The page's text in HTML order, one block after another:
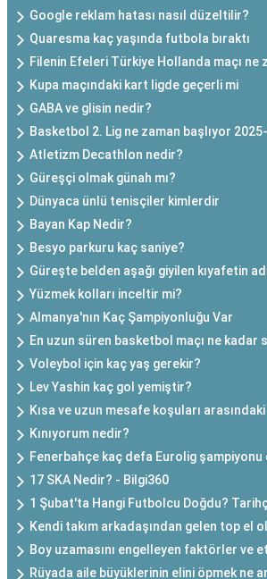
Google reklam hatası nasıl düzeltilir?
Quaresma kaç yaşında futbola bıraktı
Filenin Efeleri Türkiye Hollanda maçı ne
Kupa maçındaki kart ligde geçerli mi
GABA ve glisin nedir?
Basketbol 2. Lig ne zaman başlıyor
Atletizm Decathlon nedir?
Güreşçi olmak günah mı?
Dünyaca ünlü tenisçiler kimlerdir
Bayan Kap Nedir?
Besyo parkuru kaç saniye?
Güreşte belden aşağı giyilen kıyafetin
Yüzmek kolları inceltir mi?
Almanya'nın Kaç Şampiyonluğu Var
En uzun süren basketbol maçı ne kadar
Voleybol için kaç yaş gerekir?
Lev Yashin kaç gol yemiştir?
Kısa ve uzun mesafe koşuları
Kınıyorum nedir?
Fenerbahçe kaç defa Eurolig şampiyonu
17 SKA Nedir? - Bilgi360
1 Şubat'ta Hangi Futbolcu Doğdu?
Kendi takım arkadaşından gelen top el
Boy uzamasını engelleyen faktörler ve
Rüyada aile büyüklerinin elini öpmek ne